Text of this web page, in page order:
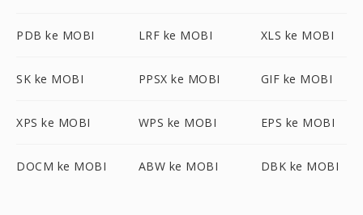
PDB ke MOBI LRF ke MOBI XLS ke MOBI
SK ke MOBI PPSX ke MOBI GIF ke MOBI
XPS ke MOBI WPS ke MOBI EPS ke MOBI
DOCM ke MOBI ABW ke MOBI DBK ke MOBI